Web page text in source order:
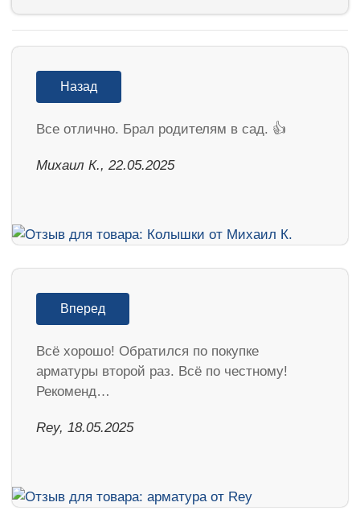
Назад
Все отлично. Брал родителям в сад. 👍
Михаил К., 22.05.2025
Вперед
Всё хорошо! Обратился по покупке
арматуры второй раз. Всё по честному!
Рекоменд…
Rey, 18.05.2025